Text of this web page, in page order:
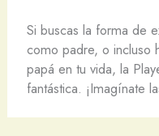
Si buscas la forma de
como padre, o incluso
papá en tu vida, la
fantástica. ¡Imagínate